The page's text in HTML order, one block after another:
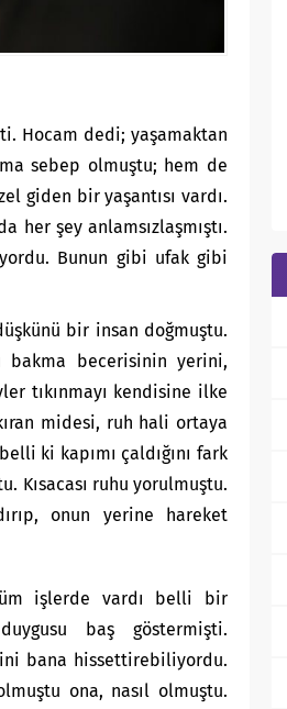
Hocam dedi; yaşamaktan
sebep olmuştu; hem de
giden bir yaşantısı vardı.
her şey anlamsızlaşmıştı.
Bunun gibi ufak gibi
bir insan doğmuştu.
becerisinin yerini,
tıkınmayı kendisine ilke
midesi, ruh hali ortaya
ki kapımı çaldığını fark
Kısacası ruhu yorulmuştu.
onun yerine hareket
işlerde vardı belli bir
baş göstermişti.
bana hissettirebiliyordu.
ona, nasıl olmuştu.